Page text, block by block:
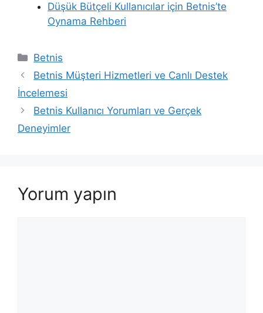
Düşük Bütçeli Kullanıcılar için Betnis’te
Oynama Rehberi
Kategoriler
Betnis
Betnis Müşteri Hizmetleri ve Canlı Destek
İncelemesi
Betnis Kullanıcı Yorumları ve Gerçek
Deneyimler
Yorum yapın